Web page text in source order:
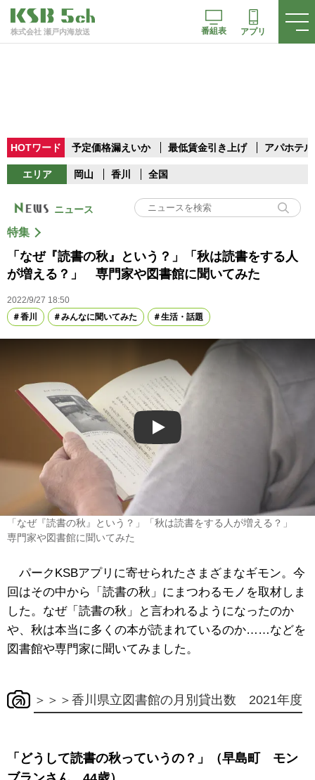
株式会社 瀬戸内海放送 番組表 アプリ
HOTワード 予定価格漏えいか 最低賃金引き上げ アパホテル
エリア 岡山 香川 全国
ニュース
特集
「なぜ『読書の秋』という？」「秋は読書をする人
が増える？」 専門家や図書館に聞いてみた
2022/9/27 18:50
香川
みんなに聞いてみた 生活・話題
Play
「なぜ『読書の秋』という？」「秋は読書をする人が増える？」
専門家や図書館に聞いてみた
パークKSBアプリに寄せられたさまざまなギモン。今
回はその中から「読書の秋」にまつわるモノを取材しま
した。なぜ「読書の秋」と言われるようになったのか
や、秋は本当に多くの本が読まれているのか……などを
図書館や専門家に聞いてみました。
＞＞＞香川県立図書館の月別貸出数 2021年度
「どうして読書の秋っていうの？」（早島町 モン